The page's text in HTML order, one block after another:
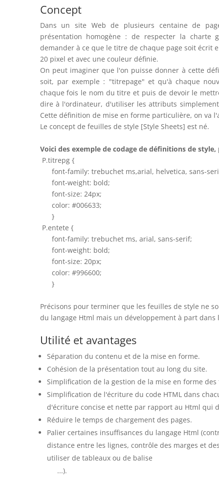
Concept
Dans un site Web de plusieurs centaine de
présentation homogène : de respecter la charte
demander à ce que le titre de chaque page soit écrit
20 pixel et avec une couleur définie.
On peut imaginer que l'on puisse donner à cette
soit, par exemple : "titrepage" et qu'à chaque
chaque fois le nom du titre et puis de devoir le
dire à l'ordinateur, d'utiliser les attributs
Cette définition de mise en forme particulière, on va
Le concept de feuilles de style [Style Sheets] est né.
Voici des exemple de codage de définitions de
P.titrepg {
font-family: trebuchet ms,arial, helvetica, sans-
font-weight: bold;
font-size: 24px;
color: #006633;
}
P.entete {
font-family: trebuchet ms, arial, sans-serif;
font-weight: bold;
font-size: 20px;
color: #996600;
}
Précisons pour terminer que les feuilles de style ne
du langage Html mais un développement à part dans
Utilité et avantages
Séparation du contenu et de la mise en forme.
Cohésion de la présentation tout au long du site.
Simplification de la gestion de la mise en forme des
Simplification de l'écriture du code HTML dans
d'écriture concise et nette par rapport au Html qui
Réduire le temps de chargement des pages.
Palier certaines insuffisances du langage Html
distance entre les lignes, contrôle des marges et
utiliser de tableaux ou de balise
...).